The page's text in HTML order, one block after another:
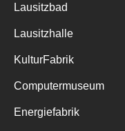
Lausitzbad
Lausitzhalle
KulturFabrik
Computermuseum
Energiefabrik